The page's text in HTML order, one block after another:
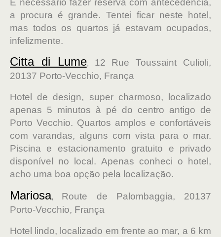
É necessário fazer reserva com antecedência,
a procura é grande. Tentei ficar neste hotel,
mas todos os quartos já estavam ocupados,
infelizmente.
Citta di Lume, 12 Rue Toussaint Culioli,
20137 Porto-Vecchio, França
Hotel de design, super charmoso, localizado
apenas 5 minutos à pé do centro antigo de
Porto Vecchio. Quartos amplos e confortáveis
com varandas, alguns com vista para o mar.
Piscina e estacionamento gratuito e privado
disponível no local. Apenas conheci o hotel,
acho uma boa opção pela localização.
Mariosa, Route de Palombaggia, 20137
Porto-Vecchio, França
Hotel lindo, localizado em frente ao mar, a 6 km